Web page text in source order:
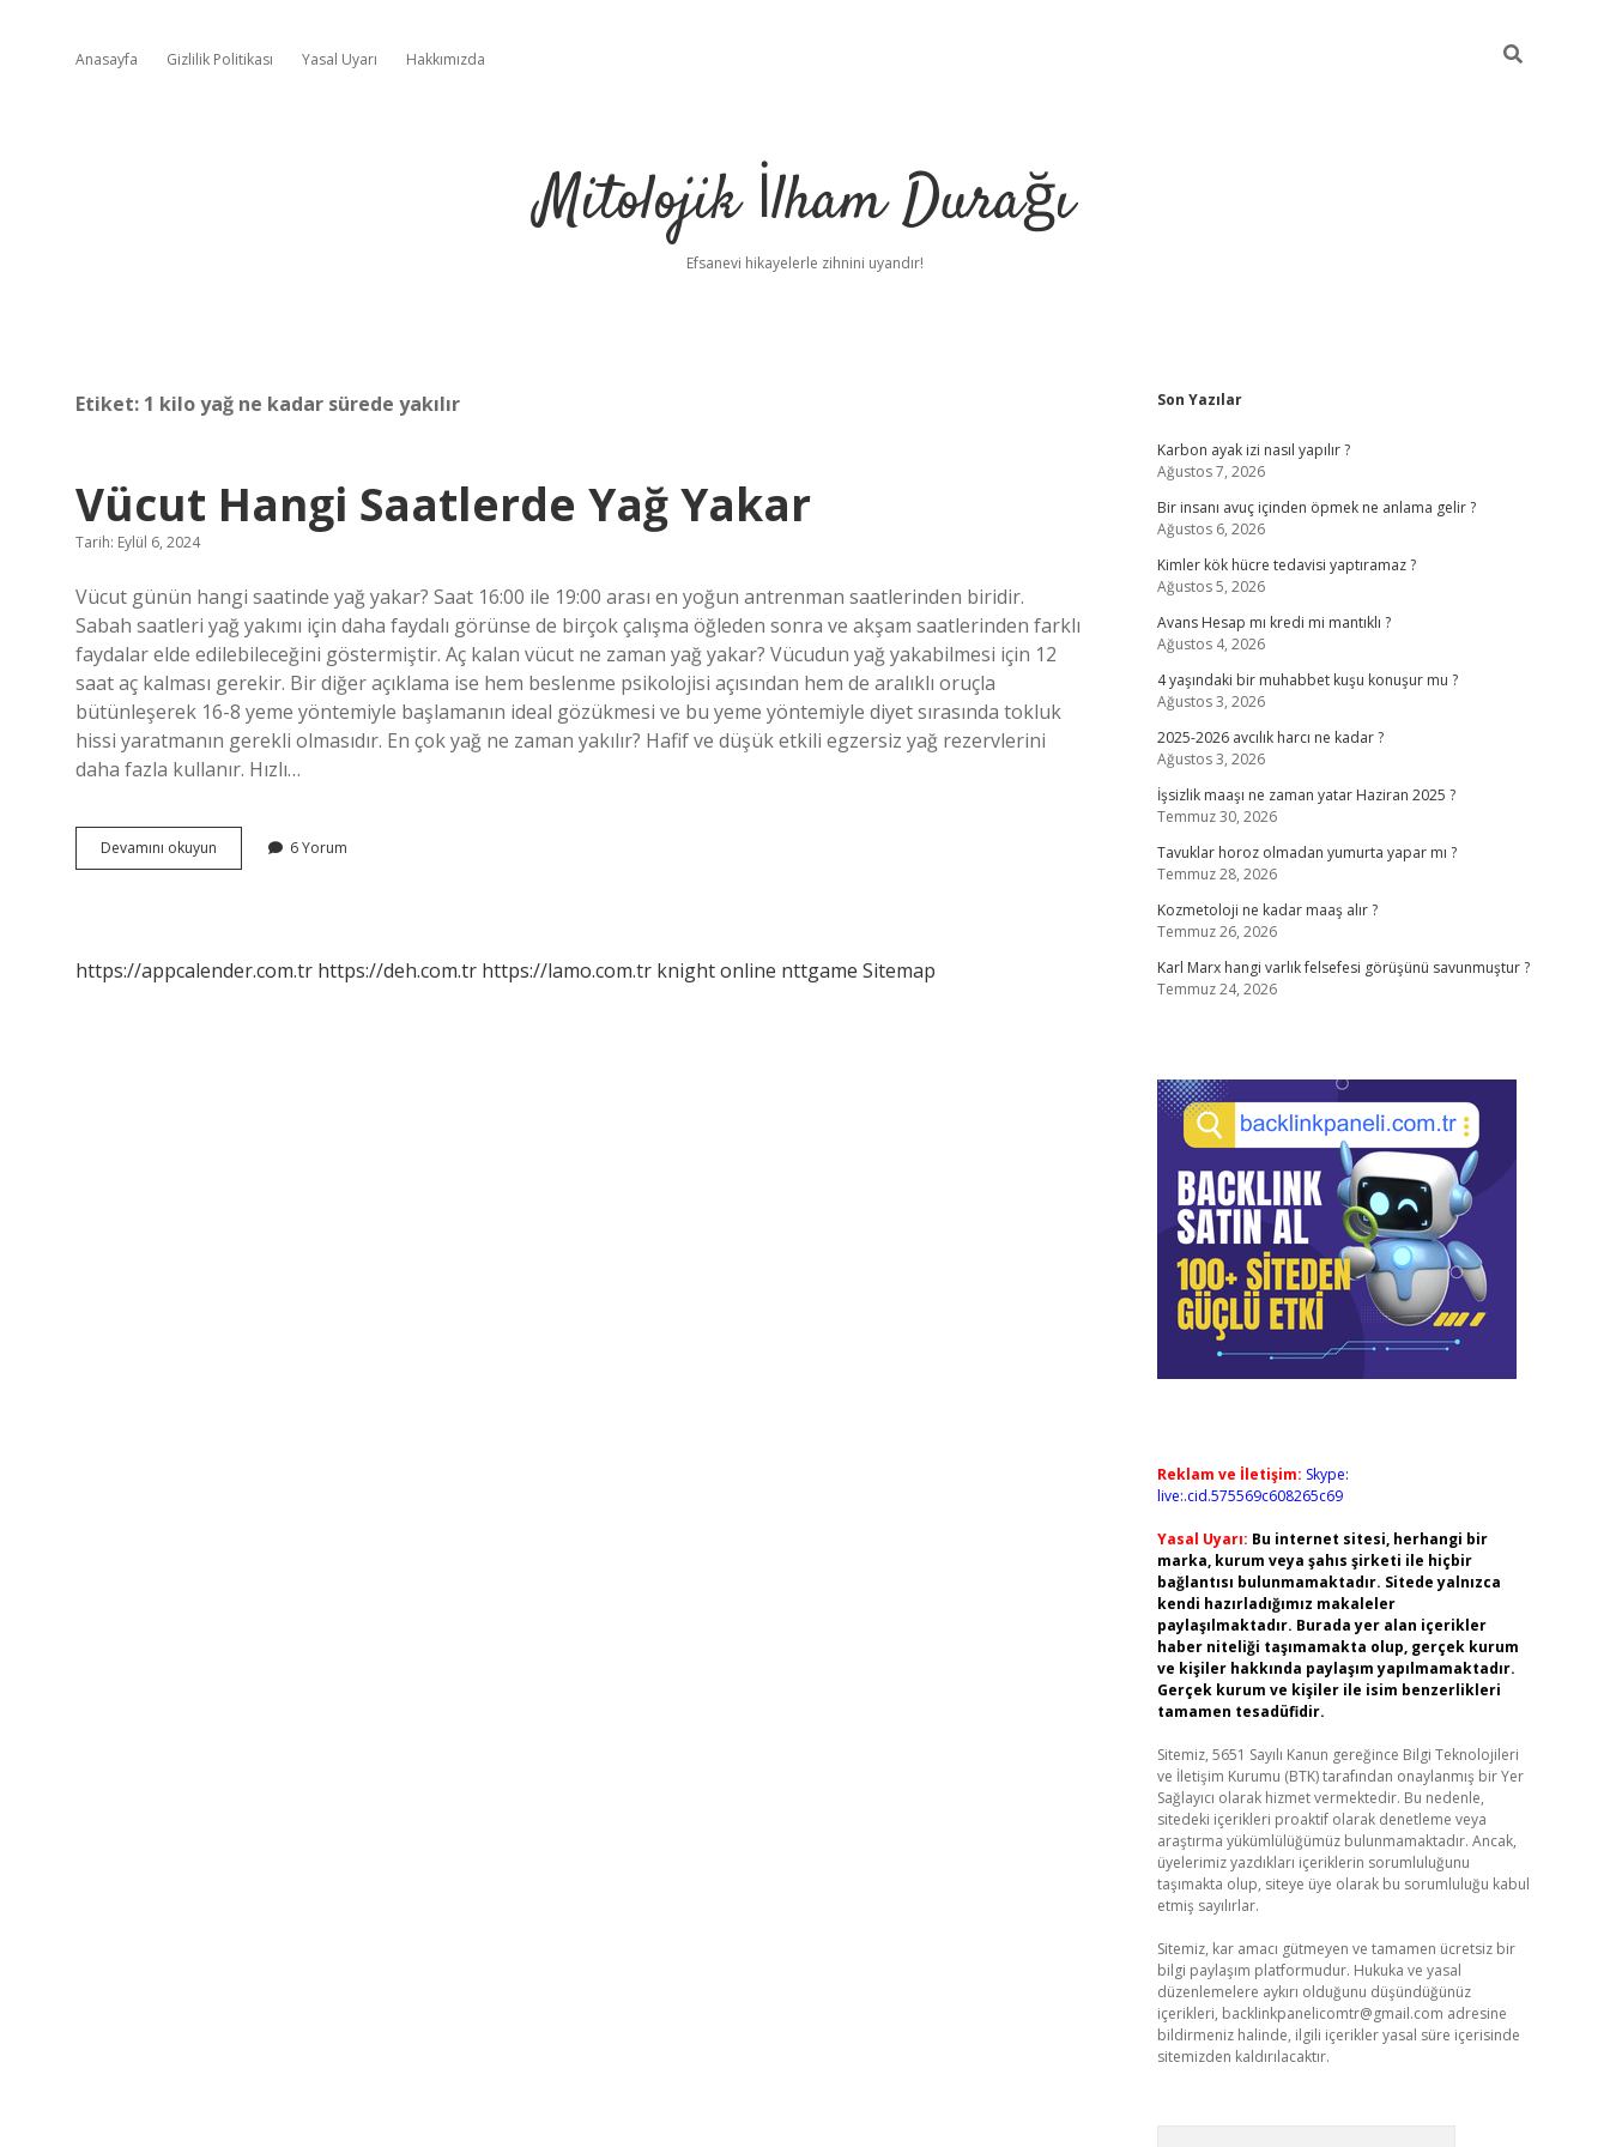
Anasayfa Gizlilik Politikası Yasal Uyarı Hakkımızda
Mitolojik İlham Durağı
Efsanevi hikayelerle zihnini uyandır!
Etiket: 1 kilo yağ ne kadar sürede yakılır
Vücut Hangi Saatlerde Yağ Yakar
Tarih: Eylül 6, 2024
Vücut günün hangi saatinde yağ yakar? Saat 16:00 ile 19:00 arası en yoğun antrenman saatlerinden biridir.
Sabah saatleri yağ yakımı için daha faydalı görünse de birçok çalışma öğleden sonra ve akşam saatlerinden farklı
faydalar elde edilebileceğini göstermiştir. Aç kalan vücut ne zaman yağ yakar? Vücudun yağ yakabilmesi için 12
saat aç kalması gerekir. Bir diğer açıklama ise hem beslenme psikolojisi açısından hem de aralıklı oruçla
bütünleşerek 16-8 yeme yöntemiyle başlamanın ideal gözükmesi ve bu yeme yöntemiyle diyet sırasında tokluk
hissi yaratmanın gerekli olmasıdır. En çok yağ ne zaman yakılır? Hafif ve düşük etkili egzersiz yağ rezervlerini
daha fazla kullanır. Hızlı…
Devamını okuyun
Hangi
6 Yorum
https://appcalender.com.tr https://deh.com.tr https://lamo.com.tr knight online nttgame Sitemap
Sidebar
Son Yazılar
Karbon ayak izi nasıl yapılır ?
Ağustos 7, 2026
Bir insanı avuç içinden öpmek ne anlama gelir ?
Ağustos 6, 2026
Kimler kök hücre tedavisi yaptıramaz ?
Ağustos 5, 2026
Avans Hesap mı kredi mi mantıklı ?
Ağustos 4, 2026
4 yaşındaki bir muhabbet kuşu konuşur mu ?
Ağustos 3, 2026
2025-2026 avcılık harcı ne kadar ?
Ağustos 3, 2026
İşsizlik maaşı ne zaman yatar Haziran 2025 ?
Temmuz 30, 2026
Tavuklar horoz olmadan yumurta yapar mı ?
Temmuz 28, 2026
Kozmetoloji ne kadar maaş alır ?
Temmuz 26, 2026
Karl Marx hangi varlık felsefesi görüşünü savunmuştur ?
Temmuz 24, 2026
Reklam ve İletişim: Skype:
live:.cid.575569c608265c69
Yasal Uyarı: Bu internet sitesi, herhangi bir
marka, kurum veya şahıs şirketi ile hiçbir
bağlantısı bulunmamaktadır. Sitede yalnızca
kendi hazırladığımız makaleler
paylaşılmaktadır. Burada yer alan içerikler
haber niteliği taşımamakta olup, gerçek kurum
ve kişiler hakkında paylaşım yapılmamaktadır.
Gerçek kurum ve kişiler ile isim benzerlikleri
tamamen tesadüfidir.
Sitemiz, 5651 Sayılı Kanun gereğince Bilgi Teknolojileri
ve İletişim Kurumu (BTK) tarafından onaylanmış bir Yer
Sağlayıcı olarak hizmet vermektedir. Bu nedenle,
sitedeki içerikleri proaktif olarak denetleme veya
araştırma yükümlülüğümüz bulunmamaktadır. Ancak,
üyelerimiz yazdıkları içeriklerin sorumluluğunu
taşımakta olup, siteye üye olarak bu sorumluluğu kabul
etmiş sayılırlar.
Sitemiz, kar amacı gütmeyen ve tamamen ücretsiz bir
bilgi paylaşım platformudur. Hukuka ve yasal
düzenlemelere aykırı olduğunu düşündüğünüz
içerikleri, backlinkpanelicomtr@gmail.com adresine
bildirmeniz halinde, ilgili içerikler yasal süre içerisinde
sitemizden kaldırılacaktır.